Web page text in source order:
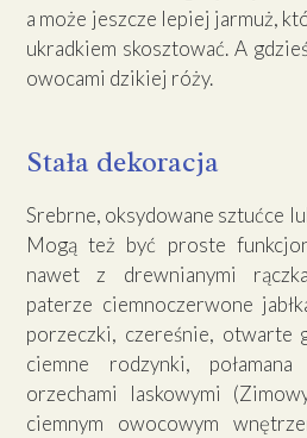
a może jeszcze lepiej jarmuż,
ukradkiem skosztować. A
owocami dzikiej róży.
Stała dekoracja
Srebrne, oksydowane sztućce
Mogą też być proste
nawet z drewnianymi
paterze ciemnoczerwone
porzeczki, czereśnie, otwarte
ciemne rodzynki,
orzechami laskowymi
ciemnym owocowym